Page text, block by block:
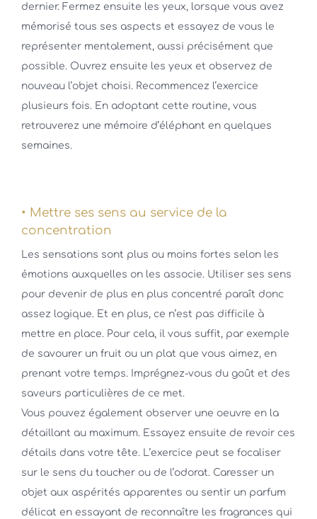
dernier. Fermez ensuite les yeux, lorsque vous avez
mémorisé tous ses aspects et essayez de vous le
représenter mentalement, aussi précisément que
possible. Ouvrez ensuite les yeux et observez de
nouveau l’objet choisi. Recommencez l’exercice
plusieurs fois. En adoptant cette routine, vous
retrouverez une mémoire d’éléphant en quelques
semaines.
• Mettre ses sens au service de la
concentration
Les sensations sont plus ou moins fortes selon les
émotions auxquelles on les associe. Utiliser ses sens
pour devenir de plus en plus concentré paraît donc
assez logique. Et en plus, ce n’est pas difficile à
mettre en place. Pour cela, il vous suffit, par exemple
de savourer un fruit ou un plat que vous aimez, en
prenant votre temps. Imprégnez-vous du goût et des
saveurs particulières de ce met.
Vous pouvez également observer une oeuvre en la
détaillant au maximum. Essayez ensuite de revoir ces
détails dans votre tête. L’exercice peut se focaliser
sur le sens du toucher ou de l’odorat. Caresser un
objet aux aspérités apparentes ou sentir un parfum
délicat en essayant de reconnaître les fragrances qui